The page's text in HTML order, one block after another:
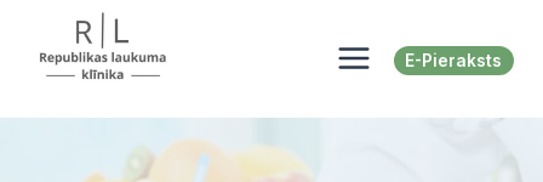
content
E-Pieraksts